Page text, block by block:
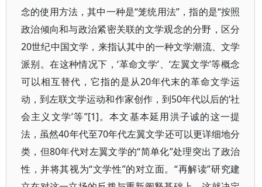
念的使用方法，其中一种是“笼统用法”，指的是“按照
政治倾向和与政治紧密关联的文学观念的分野，区分
20世纪中国文学，来指认其中的一种文学潮流、文学
派别。在这种情况下，‘革命文学’、‘左翼文学’等概念
可以相互替代，它指的是从20年代末的革命文学运
动，到左联文学运动和作家创作，到50年代以后的‘社
会主义文学’等”[1]。本文基本延用洪子诚的这一提
法，虽然40年代至70年代左翼文学还可以更详细地分
类，但80年代对左翼文学的“简单化”处理突出了政治
性，并将其视为“文学性”的对立面。“再解读”研究建